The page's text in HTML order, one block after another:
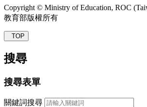
Copyright © Ministry of Education, ROC
教育部版權所有
TOP
搜尋
搜尋表單
關鍵詞搜尋